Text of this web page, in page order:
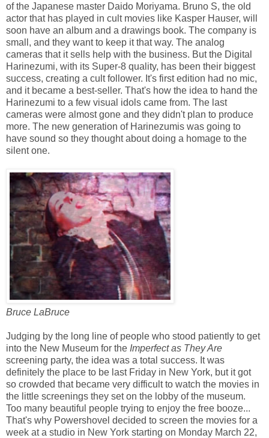
of the Japanese master Daido Moriyama. Bruno S, the old
actor that has played in cult movies like Kasper Hauser, will
soon have an album and a drawings book. The company is
small, and they want to keep it that way. The analog
cameras that it sells help with the business. But the Digital
Harinezumi, with its Super-8 quality, has been their biggest
success, creating a cult follower. It's first edition had no mic,
and it became a best-seller. That's how the idea to hand the
Harinezumi to a few visual idols came from. The last
cameras were almost gone and they didn't plan to produce
more. The new generation of Harinezumis was going to
have sound so they thought about doing a homage to the
silent one.
Bruce LaBruce
Judging by the long line of people who stood patiently to get
into the New Museum for the Imperfect as They Are
screening party, the idea was a total success. It was
definitely the place to be last Friday in New York, but it got
so crowded that became very difficult to watch the movies in
the little screenings they set on the lobby of the museum.
Too many beautiful people trying to enjoy the free booze...
That's why Powershovel decided to screen the movies for a
week at a studio in New York starting on Monday March 22,